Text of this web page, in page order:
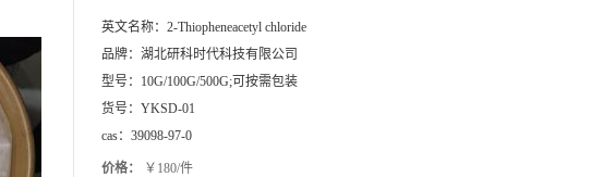
英文名称： 2-Thiopheneacetyl chloride
品牌： 湖北研科时代科技有限公司
型号： 10G/100G/500G;可按需包装
货号： YKSD-01
cas： 39098-97-0
价格： ￥180/件